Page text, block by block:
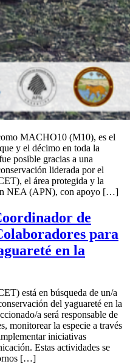
MACHO10 (M10), es el
y el décimo en toda la
posible gracias a una
liderada por el
el área protegida y la
NEA (APN), con apoyo […]
de
para
en la
está en búsqueda de un/a
del yaguareté en la
a será responsable de
monitorear la especie a través
iniciativas
Estas actividades se
[…]